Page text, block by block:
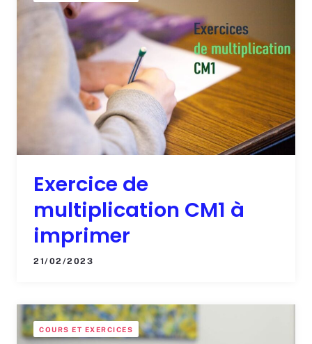
Exercice de
multiplication CM1 à
imprimer
21/02/2023
COURS ET EXERCICES